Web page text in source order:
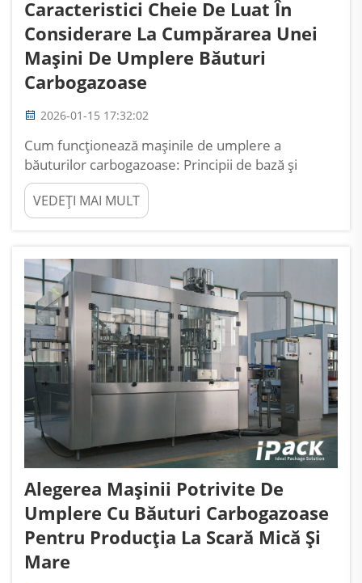
Caracteristici Cheie De Luat În
Considerare La Cumpărarea Unei
Mașini De Umplere Băuturi
Carbogazoase
2026-01-15 17:32:02
Cum funcționează mașinile de umplere a
băuturilor carbogazoase: Principii de bază și
tehnologie Mecanismul de umplere izobarică (la
presiune) explicat Băuturile carbogazoase sunt
umplute folosind ceea ce se numește metoda
tot parcursul...
VEDEȚI MAI MULT
Alegerea Mașinii Potrivite De
Umplere Cu Băuturi Carbogazoase
Pentru Producția La Scară Mică Și
Mare